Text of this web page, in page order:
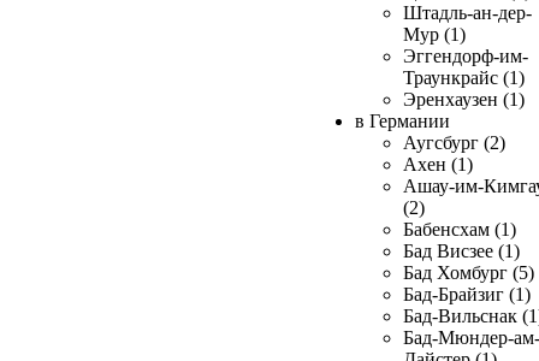
Штадль-ан-дер-
Мур (1)
Эггендорф-им-
Траункрайс (1)
Эренхаузен (1)
в Германии
Аугсбург (2)
Ахен (1)
Ашау-им-
(2)
Бабенсхам (1)
Бад Висзее (1)
Бад Хомбург (5)
Бад-Брайзиг (1)
Бад-Вильснак
Бад-Мюндер-ам-